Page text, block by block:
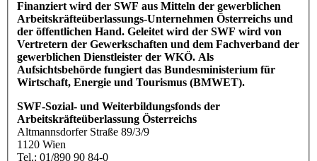
Finanziert wird der SWF aus Mitteln der gewerblichen
Arbeitskräfteüberlassungs-Unternehmen Österreichs und
der öffentlichen Hand. Geleitet wird der SWF wird von
Vertretern der Gewerkschaften und dem Fachverband der
gewerblichen Dienstleister der WKÖ. Als
Aufsichtsbehörde fungiert das Bundesministerium für
Wirtschaft, Energie und Tourismus (BMWET).
SWF-Sozial- und Weiterbildungsfonds der
Arbeitskräfteüberlassung Österreichs
Altmannsdorfer Straße 89/3/9
1120 Wien
Tel.: 01/890 90 84-0